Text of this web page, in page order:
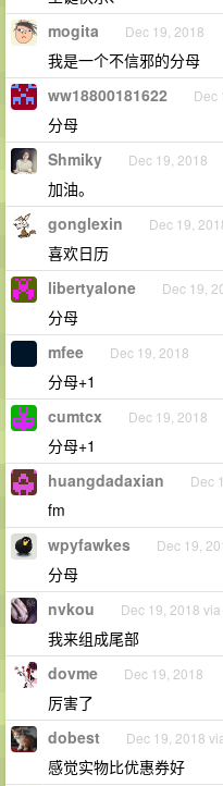
mogita Dec 19, 2018
我是一个不信邪的分母
ww18800181622 Dec
分母
Shmiky Dec 19, 2018
加油。
gonglexin Dec 19,
喜欢日历
libertyalone Dec 19,
分母
mfee Dec 19, 2018
分母+1
cumtcx Dec 19, 2018
分母+1
huangdadaxian Dec
fm
wpyfawkes Dec 19,
分母
nvkou Dec 19, 2018
我来组成尾部
dovme Dec 19, 2018
厉害了
dobest Dec 19, 2018
感觉实物比优惠券好